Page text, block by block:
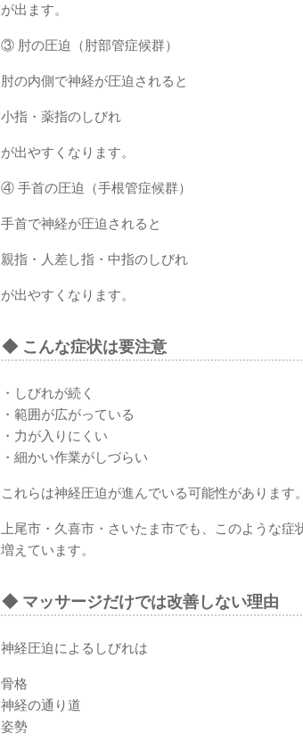
が出ます。
③ 肘の圧迫（肘部管症候群）
肘の内側で神経が圧迫されると
小指・薬指のしびれ
が出やすくなります。
④ 手首の圧迫（手根管症候群）
手首で神経が圧迫されると
親指・人差し指・中指のしびれ
が出やすくなります。
◆ こんな症状は要注意
・しびれが続く
・範囲が広がっている
・力が入りにくい
・細かい作業がしづらい
これらは神経圧迫が進んでいる可能性があります。
上尾市・久喜市・さいたま市でも、このような
増えています。
◆ マッサージだけでは改善しない理由
神経圧迫によるしびれは
骨格
神経の通り道
姿勢